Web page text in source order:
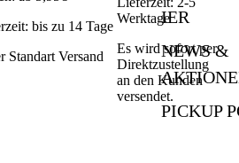
IER
NEWS &
PICKUP
bis zu 14 Tage
Standart Versand
Werktage
Es wird sofort per
Direktzustellung
an den Kunden
versendet.